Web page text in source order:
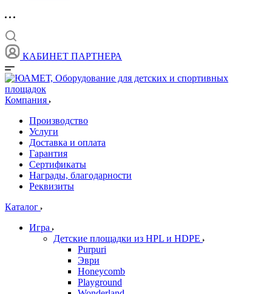
КАБИНЕТ ПАРТНЕРА
Компания
Производство
Услуги
Доставка и оплата
Гарантия
Сертификаты
Награды, благодарности
Реквизиты
Каталог
Игра
Детские площадки из HPL и HDPE
Purpuri
Эври
Honeycomb
Playground